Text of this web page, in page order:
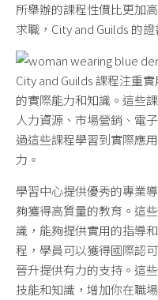
所舉辦的課程性價比更加
求職，City and Guilds 的證
City and Guilds 課程注重
的實際能力和知識。這些
人力資源、市場營銷、電
過這些課程學習到實際應
力。
學習中心提供優秀的專業
夠獲得高質量的教育。這
識，能夠提供實用的指導
程，學員可以獲得國際認
晉升提供有力的支持。這
技能和知識，增加你在職